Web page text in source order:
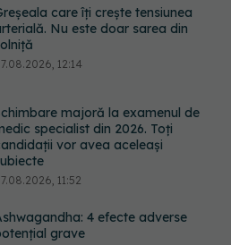
care îți crește tensiunea
Nu este doar sarea din
12:14
majoră la examenul de
specialist din 2026. Toți
vor avea aceleași
11:52
4 efecte adverse
grave